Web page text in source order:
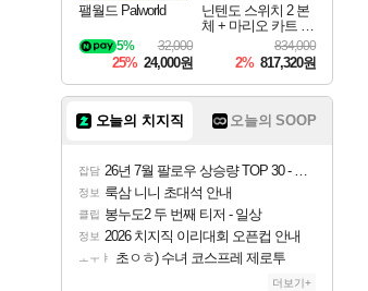
팰월드 Palworld
32,000
5%
25% 24,000원
닌텐도 스위치 2 본
체 + 마리오 카트 월
드 + 포켓몬 포코피
아 번들
834,000
2% 817,320원
오늘의 치지직 오늘의 SOOP
잡담 26년 7월 팔로우 상승량 TOP 30 - 월간 치지직
정보 룩삼 니니 초대석 안내
클립 봉누도2 두 번째 티저 - 일상
정보 2026 치지직 이리대회 오픈컵 안내
ㅗㅜㅑ 초ㅇㅎ) 수녀 코스프레 제로투
더보기+